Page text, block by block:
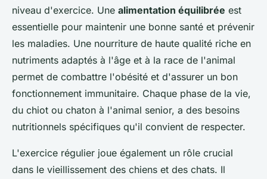
niveau d'exercice. Une alimentation équilibrée est
essentielle pour maintenir une bonne santé et prévenir
les maladies. Une nourriture de haute qualité riche en
nutriments adaptés à l'âge et à la race de l'animal
permet de combattre l'obésité et d'assurer un bon
fonctionnement immunitaire. Chaque phase de la vie,
du chiot ou chaton à l'animal senior, a des besoins
nutritionnels spécifiques qu'il convient de respecter.
L'exercice régulier joue également un rôle crucial
dans le vieillissement des chiens et des chats. Il